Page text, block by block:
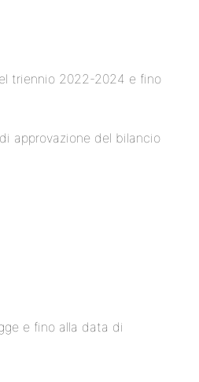
triennio 2022-2024 e fino
approvazione del bilancio
e fino alla data di